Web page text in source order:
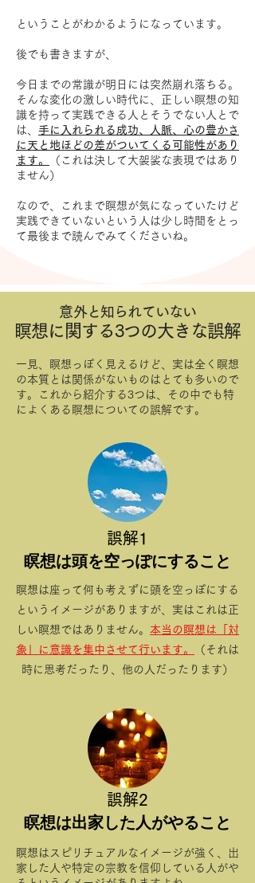
ということがわかるようになっています。
後でも書きますが、
今日までの常識が明日には突然崩れ落ちる。
そんな変化の激しい時代に、正しい瞑想の知
識を持って実践できる人とそうでない人とで
は、 手に入れられる成功、人脈、心の豊かさ
に天と地ほどの差がついてくる可能性があり
ます。
（これは決して大袈裟な表現ではあり
ません）
なので、これまで瞑想が気になっていたけど
実践できていないという人は少し時間をとっ
て最後まで読んでみてくださいね。
​意外と知られていない
瞑想に関する3つの大きな誤解
一見、瞑想っぽく見えるけど、実は全く瞑想
の本質とは関係がないものはとても多いので
す。これから紹介する3つは、その中でも特
によくある瞑想についての誤解です。
​誤解1
​瞑想は頭を空っぽにすること
瞑想は座って何も考えずに頭を空っぽにする
というイメージがありますが、実はこれは正
しい瞑想ではありません。 本当の瞑想は「対
象」に意識を集中させて行います。
（それは
時に思考だったり、他の人だったります）
​誤解2
​瞑想は出家した人がやること
瞑想はスピリチュアルなイメージが強く、出
家した人や特定の宗教を信仰している人がや